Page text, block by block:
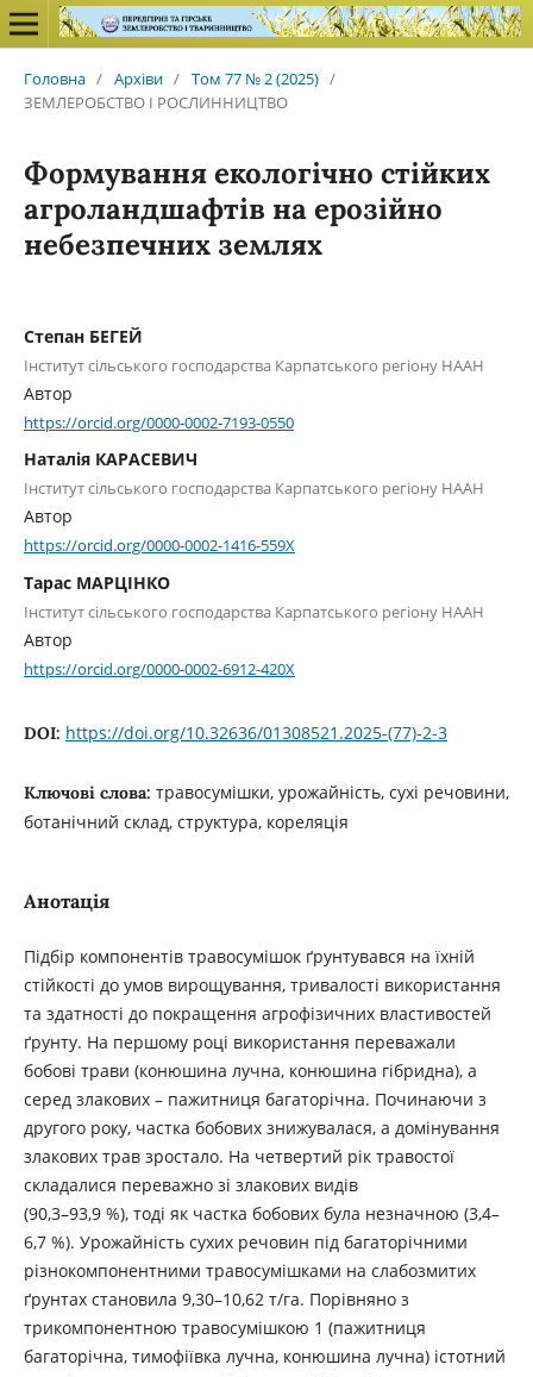
Головна / Архіви / Том 77 № 2 (2025) /
ЗЕМЛЕРОБСТВО І РОСЛИННИЦТВО
Формування екологічно стійких
агроландшафтів на ерозійно
небезпечних землях
Степан БЕГЕЙ
Інститут сільського господарства Карпатського регіону НААН
Автор
https://orcid.org/0000-0002-7193-0550
Наталія КАРАСЕВИЧ
Інститут сільського господарства Карпатського регіону НААН
Автор
https://orcid.org/0000-0002-1416-559X
Тарас МАРЦІНКО
Інститут сільського господарства Карпатського регіону НААН
Автор
https://orcid.org/0000-0002-6912-420X
DOI: https://doi.org/10.32636/01308521.2025-(77)-2-3
Ключові слова: травосумішки, урожайність, сухі речовини,
ботанічний склад, структура, кореляція
Анотація
Підбір компонентів травосумішок ґрунтувався на їхній
стійкості до умов вирощування, тривалості використання
та здатності до покращення агрофізичних властивостей
ґрунту. На першому році використання переважали
бобові трави (конюшина лучна, конюшина гібридна), а
серед злакових – пажитниця багаторічна. Починаючи з
другого року, частка бобових знижувалася, а домінування
злакових трав зростало. На четвертий рік травостої
складалися переважно зі злакових видів
(90,3–93,9 %), тоді як частка бобових була незначною (3,4–
6,7 %). Урожайність сухих речовин під багаторічними
різнокомпонентними травосумішками на слабозмитих
ґрунтах становила 9,30–10,62 т/га. Порівняно з
трикомпонентною травосумішкою 1 (пажитниця
багаторічна, тимофіївка лучна, конюшина лучна) істотний